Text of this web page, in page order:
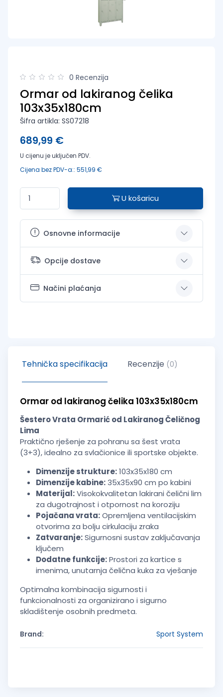
0 Recenzija
Ormar od lakiranog čelika
103x35x180cm
Šifra artikla: SS07218
689,99 €
U cijenu je uključen PDV.
Cijena bez PDV-a:: 551,99 €
U košaricu
Osnovne informacije
Opcije dostave
Načini plaćanja
Tehnička specifikacija Recenzije (0)
Ormar od lakiranog čelika 103x35x180cm
Šestero Vrata Ormarić od Lakiranog Čeličnog
Lima
Praktično rješenje za pohranu sa šest vrata
(3+3), idealno za svlačionice ili sportske objekte.
Dimenzije strukture:103x35x180 cm
Dimenzije kabine:35x35x90 cm po kabini
Materijal:Visokokvalitetan lakirani čelični lim
za dugotrajnost i otpornost na koroziju
Pojačana vrata:Opremljena ventilacijskim
otvorima za bolju cirkulaciju zraka
Zatvaranje:Sigurnosni sustav zaključavanja
ključem
Dodatne funkcije:Prostori za kartice s
imenima, unutarnja čelična kuka za vješanje
Optimalna kombinacija sigurnosti i
funkcionalnosti za organizirano i sigurno
skladištenje osobnih predmeta.
Brand: Sport System